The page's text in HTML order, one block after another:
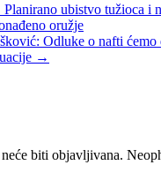
Planirano ubistvo tužioca i
oružje
Odluke o nafti ćemo
→
neće biti objavljivana.